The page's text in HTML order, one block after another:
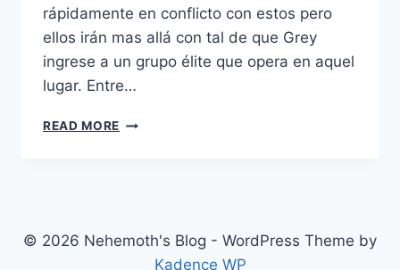
rápidamente en conflicto con estos pero
ellos irán mas allá con tal de que Grey
ingrese a un grupo élite que opera en aquel
lugar. Entre…
READ MORE PATHOLOGY
© 2026 Nehemoth's Blog - WordPress Theme by
Kadence WP